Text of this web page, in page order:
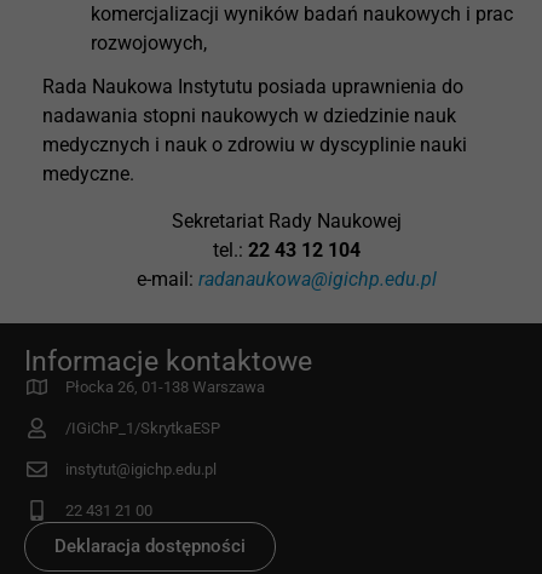
komercjalizacji wyników badań naukowych i prac
rozwojowych,
Rada Naukowa Instytutu posiada uprawnienia do
nadawania stopni naukowych w dziedzinie nauk
medycznych i nauk o zdrowiu w dyscyplinie nauki
medyczne.
Sekretariat Rady Naukowej
tel.: 22 43 12 104
e-mail: radanaukowa@igichp.edu.pl
Informacje kontaktowe
Płocka 26, 01-138 Warszawa
/IGiChP_1/SkrytkaESP
instytut@igichp.edu.pl
22 431 21 00
Deklaracja dostępności